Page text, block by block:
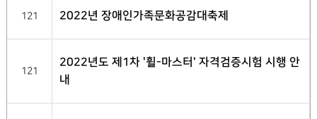
121 2022년 장애인가족문화공감대축제
121
2022년도 제1차 '휠-마스터' 자격검증시험 시행 안
내